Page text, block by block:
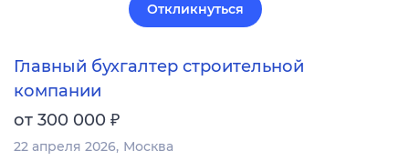
Откликнуться
Главный бухгалтер строительной
компании
от 300 000 ₽
22 апреля 2026 Москва